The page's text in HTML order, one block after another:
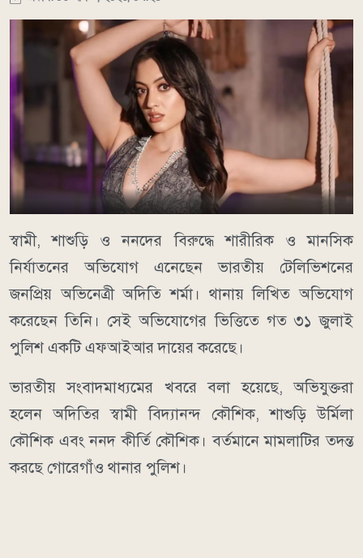
স্বামী, শাশুড়ি ও ননদের বিরুদ্ধে শারীরিক ও মানসিক
নির্যাতনের অভিযোগ এনেছেন ভারতীয় টেলিভিশনের
জনপ্রিয় অভিনেত্রী অদিতি শর্মা। থানায় লিখিত অভিযোগ
করেছেন তিনি। সেই অভিযোগের ভিত্তিতে গত ৩১ জুলাই
পুলিশ একটি এফআইআর দায়ের করেছে।
ভারতীয় সংবাদমাধ্যমের খবরে বলা হয়েছে, অভিযুক্তরা
হলেন অদিতির স্বামী বিদ্যানন্দ কৌশিক, শাশুড়ি উর্মিলা
কৌশিক এবং ননদ কীর্তি কৌশিক। বর্তমানে মামলাটির তদন্ত
করছে গোরেগাঁও থানার পুলিশ।